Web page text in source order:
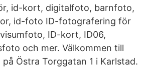
id-kort, digitalfoto, barnfoto,
id-foto ID-fotografering för
ID-kort, ID06,
och mer. Välkommen till
Östra Torggatan 1 i Karlstad.